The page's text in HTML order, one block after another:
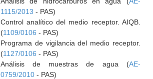
1115/2013 - PAS)
Control analítico del medio receptor. AIQB.
(1109/0106 - PAS)
Programa de vigilancia del medio receptor.
(1127/0106 - PAS)
Análisis de muestras de agua (AE-
0759/2010- PAS)